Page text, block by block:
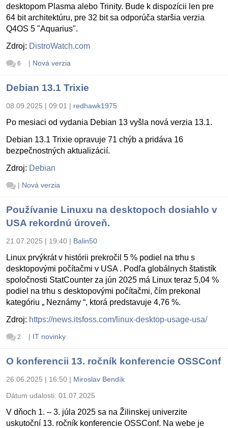
desktopom Plasma alebo Trinity. Bude k dispozícii len pre
64 bit architektúru, pre 32 bit sa odporúča staršia verzia
Q4OS 5 "Aquarius".
Zdroj: DistroWatch.com
6 | Nová verzia
Debian 13.1 Trixie
08.09.2025 | 09:01 | redhawk1975
Po mesiaci od vydania Debian 13 vyšla nová verzia 13.1.
Debian 13.1 Trixie opravuje 71 chýb a pridáva 16
bezpečnostných aktualizácií.
Zdroj: Debian
| Nová verzia
Používanie Linuxu na desktopoch dosiahlo v
USA rekordnú úroveň.
21.07.2025 | 19:40 | Balin50
Linux prvýkrát v histórii prekročil 5 % podiel na trhu s
desktopovými počítačmi v USA . Podľa globálnych štatistík
spoločnosti StatCounter za jún 2025 má Linux teraz 5,04 %
podiel na trhu s desktopovými počítačmi, čím prekonal
kategóriu „ Neznámy “, ktorá predstavuje 4,76 %.
Zdroj: https://news.itsfoss.com/linux-desktop-usage-usa/
2 | IT novinky
O konferencii 13. ročník konferencie OSSConf
26.06.2025 | 16:50 | Miroslav Bendík
Dátum udalosti: 01.07.2025
V dňoch 1. – 3. júla 2025 sa na Žilinskej univerzite
uskutoční 13. ročník konferencie OSSConf. Na webe je